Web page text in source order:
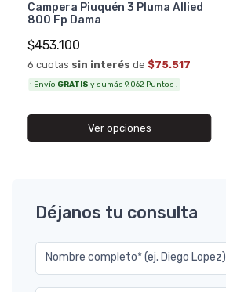
Campera Piuquén 3 Pluma Allied
800 Fp Dama
$453.100
6 cuotas sin interés de $75.517
¡ Envío GRATIS y sumás 9.062 Puntos !
Ver opciones
Déjanos tu consulta
Nombre completo* (ej. Diego Lopez)